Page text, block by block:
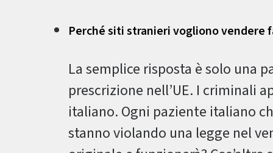
Perché siti stranieri vogliono vendere
La semplice risposta è solo una
prescrizione nell’UE. I criminali
italiano. Ogni paziente italiano
stanno violando una legge nel